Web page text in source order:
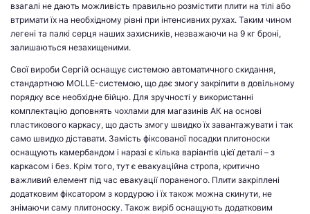
взагалі не дають можливість правильно розмістити плити на тілі або
втримати їх на необхідному рівні при інтенсивних рухах. Таким чином
легені та палкі серця наших захисників, незважаючи на 9 кг броні,
залишаються незахищеними.
Свої вироби Сергій оснащує системою автоматичного скидання,
стандартною MOLLE-системою, що дає змогу закріпити в довільному
порядку все необхідне бійцю. Для зручності у використанні
комплектацію доповнять чохлами для магазинів АК на основі
пластикового каркасу, що дасть змогу швидко їх завантажувати і так
само швидко діставати. Замість фіксованої посадки плитоноски
оснащують камербандом і наразі є кілька варіантів цієї деталі – з
каркасом і без. Крім того, тут є евакуаційна стропа, критично
важливий елемент під час евакуації пораненого. Плити закріплені
додатковим фіксатором з кордурою і їх також можна скинути, не
знімаючи саму плитоноску. Також виріб оснащують додатковим